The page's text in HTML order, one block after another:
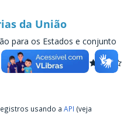
da União
para os Estados e conjunto
usando a API (veja